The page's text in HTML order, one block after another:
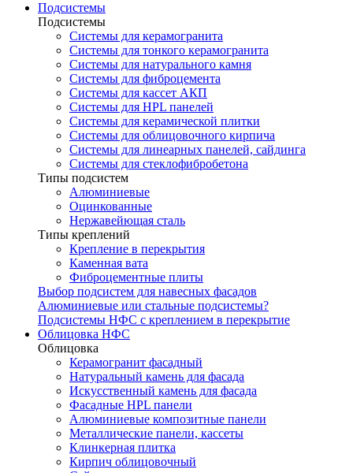
Подсистемы
Подсистемы
Системы для керамогранита
Системы для тонкого керамогранита
Системы для натурального камня
Системы для фиброцемента
Системы для кассет АКП
Системы для HPL панелей
Системы для керамической плитки
Системы для облицовочного кирпича
Системы для линеарных панелей, сайдинга
Системы для стеклофибробетона
Типы подсистем
Алюминиевые
Оцинкованные
Нержавейющая сталь
Типы креплений
Крепление в перекрытия
Каменная вата
Фиброцементные плиты
Выбор подсистем для навесных фасадов
Алюминиевые или стальные подсистемы?
Подсистемы НФС с креплением в перекрытие
Облицовка НФС
Облицовка
Керамогранит фасадный
Натуральный камень для фасада
Искусственный камень для фасада
Фасадные HPL панели
Алюминиевые композитные панели
Металлические панели, кассеты
Клинкерная плитка
Кирпич облицовочный